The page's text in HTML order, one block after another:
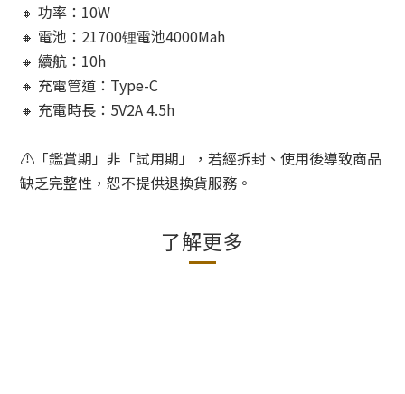
🔸 功率：10W
🔸 電池：21700锂電池4000Mah
🔸 續航：10h
🔸 充電管道：Type-C
🔸 充電時長：5V2A 4.5h
⚠️「鑑賞期」非「試用期」，若經拆封、使用後導致商品
缺乏完整性，恕不提供退換貨服務。
了解更多